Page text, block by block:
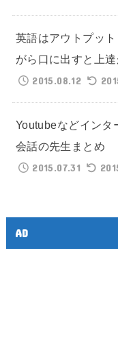
英語はアウトプッ
がら口に出すと上
2015.08.12
Youtubeなどインタ
会話の先生まとめ
2015.07.31
AD